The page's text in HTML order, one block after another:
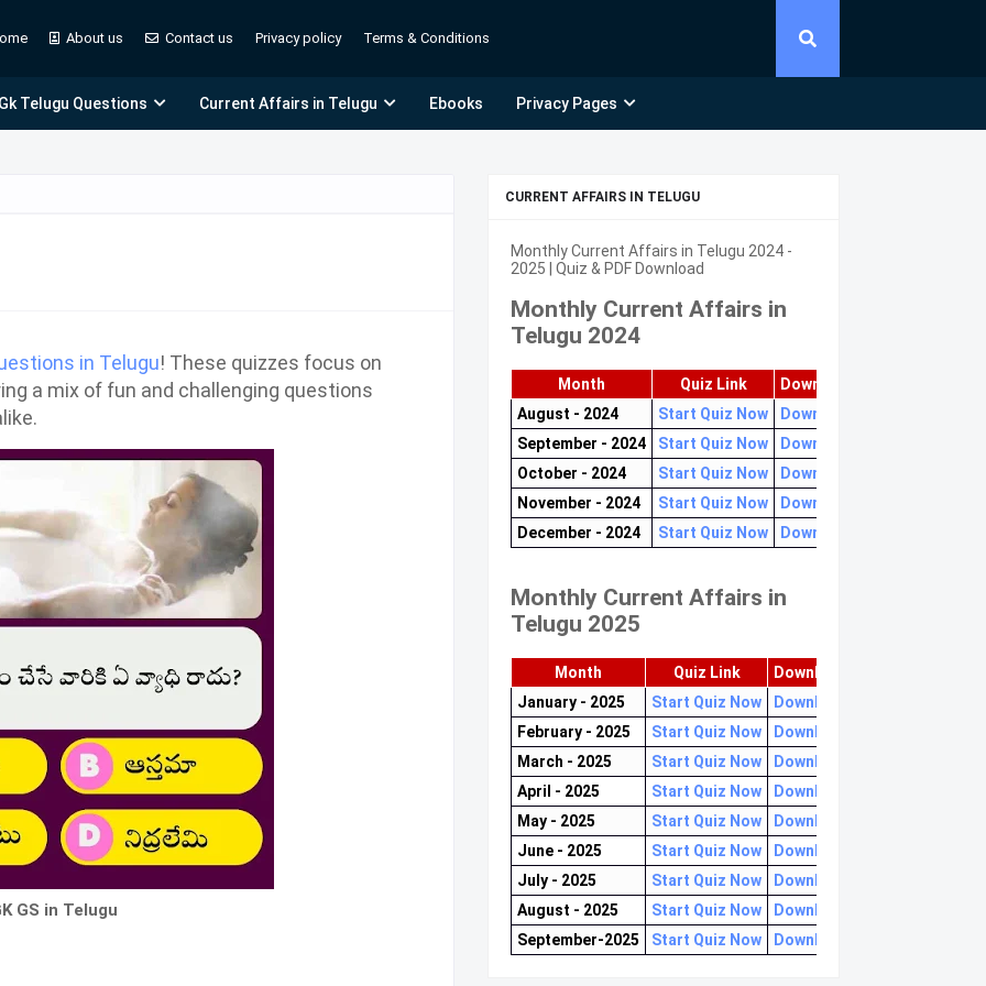
About us Contact us Privacy policy Terms & Conditions
Telugu Questions Current Affairs in Telugu Ebooks Privacy Pages
in Telugu! These quizzes focus on
a mix of fun and challenging questions
GS in Telugu
CURRENT AFFAIRS IN TELUGU
Monthly Current Affairs in Telugu 2024 -
2025 | Quiz & PDF Download
Monthly Current Affairs in
Telugu 2024
Month Quiz Link
Download PDF
August - 2024
Start Quiz Now
Download now
September - 2024
Start Quiz Now
Download now
October - 2024
Start Quiz Now
Download now
November - 2024
Start Quiz Now
Download now
December - 2024
Start Quiz Now Download now
Monthly Current Affairs in
Telugu 2025
Month Quiz Link
Download PDF
January - 2025
Start Quiz Now
Download now
February - 2025
Start Quiz Now
Download now
March - 2025
Start Quiz Now
Download now
April - 2025
Start Quiz Now
Download now
May - 2025
Start Quiz Now
Download now
June - 2025
Start Quiz Now
Download now
July - 2025
Start Quiz Now
Download now
August - 2025
Start Quiz Now
Download now
September-2025
Start Quiz Now Download now